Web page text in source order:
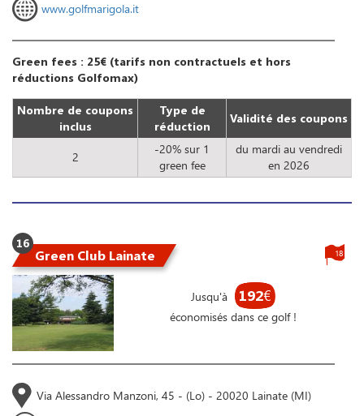
www.golfmarigola.it
Green fees : 25€ (tarifs non contractuels et hors
réductions Golfomax)
Nombre de coupons
inclus
Type de
réduction
Validité des coupons
2
-20% sur 1
green fee
du mardi au vendredi
en 2026
16
Green Club Lainate
Jusqu'à 192€
économisés dans ce golf !
18
Via Alessandro Manzoni, 45 - (Lo) - 20020 Lainate (MI)